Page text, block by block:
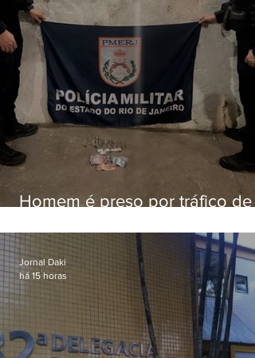
Homem é preso por tráfico de
Jornal Daki
há 15 horas